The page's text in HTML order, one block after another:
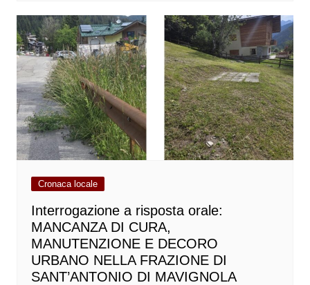
Cronaca locale
Interrogazione a risposta orale:
MANCANZA DI CURA,
MANUTENZIONE E DECORO
URBANO NELLA FRAZIONE DI
SANT’ANTONIO DI MAVIGNOLA